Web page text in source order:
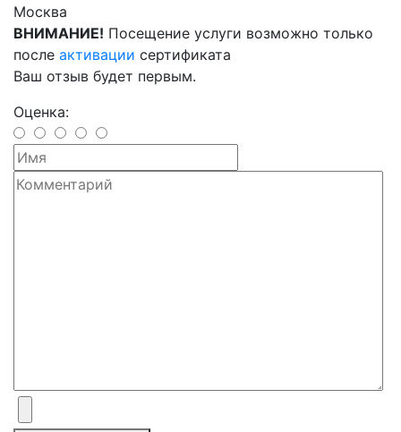
Москва
ВНИМАНИЕ! Посещение услуги возможно только
после активации сертификата
Ваш отзыв будет первым.
Оценка: